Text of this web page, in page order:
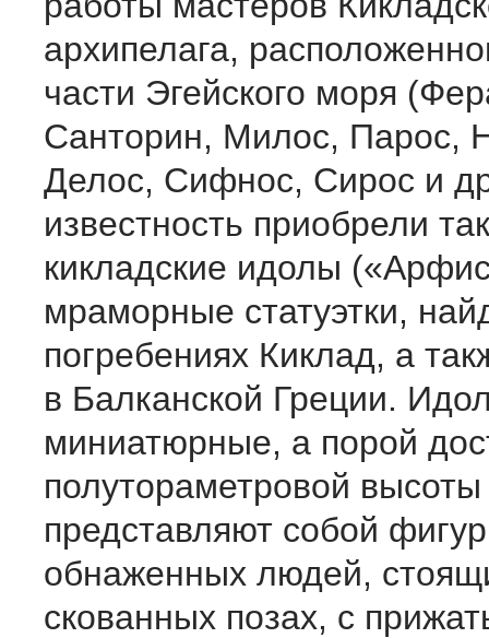
архипелага,
части Эгейского моря
Санторин, Милос, Парос,
Делос, Сифнос, Сирос и
известность приобрели
кикладские идолы
мраморные статуэтки,
погребениях Киклад, а
в Балканской Греции.
миниатюрные, а порой
полутораметровой
представляют собой
обнаженных людей,
скованных позах, с